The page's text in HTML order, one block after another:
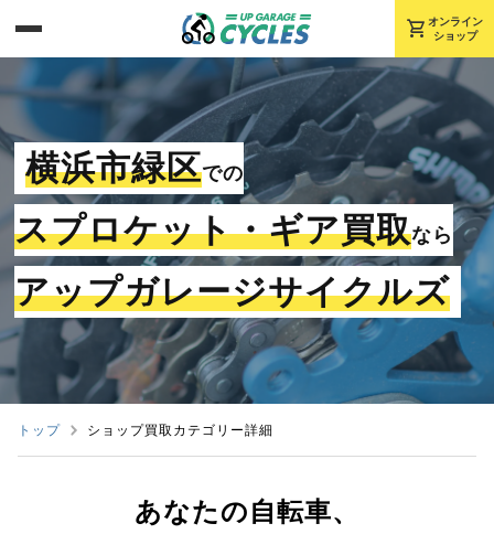
shopping_cart オンライン
ショップ
横浜市緑区での
スプロケット・ギア買取なら
アップガレージサイクルズ
トップ ショップ買取カテゴリー詳細
あなたの自転車、